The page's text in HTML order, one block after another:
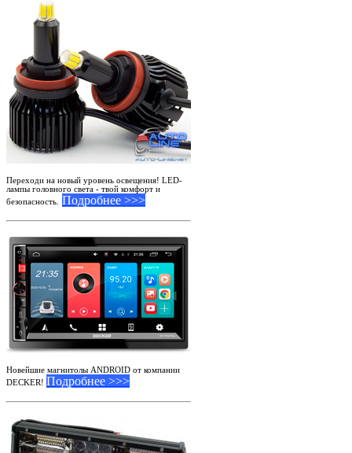
Переходи на новый уровень освещения! LED-
лампы головного света - твой комфорт и
безопасность.
Подробнее >>>
Новейшие магнитолы ANDROID от компании
DECKER! Подробнее >>>